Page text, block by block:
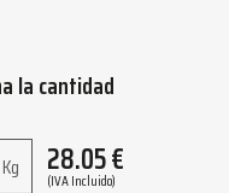
la cantidad
28.05€
(IVA Incluido)